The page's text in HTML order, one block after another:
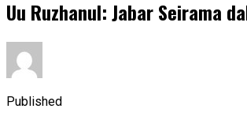
Uu Ruzhanul: Jabar Seirama
Published